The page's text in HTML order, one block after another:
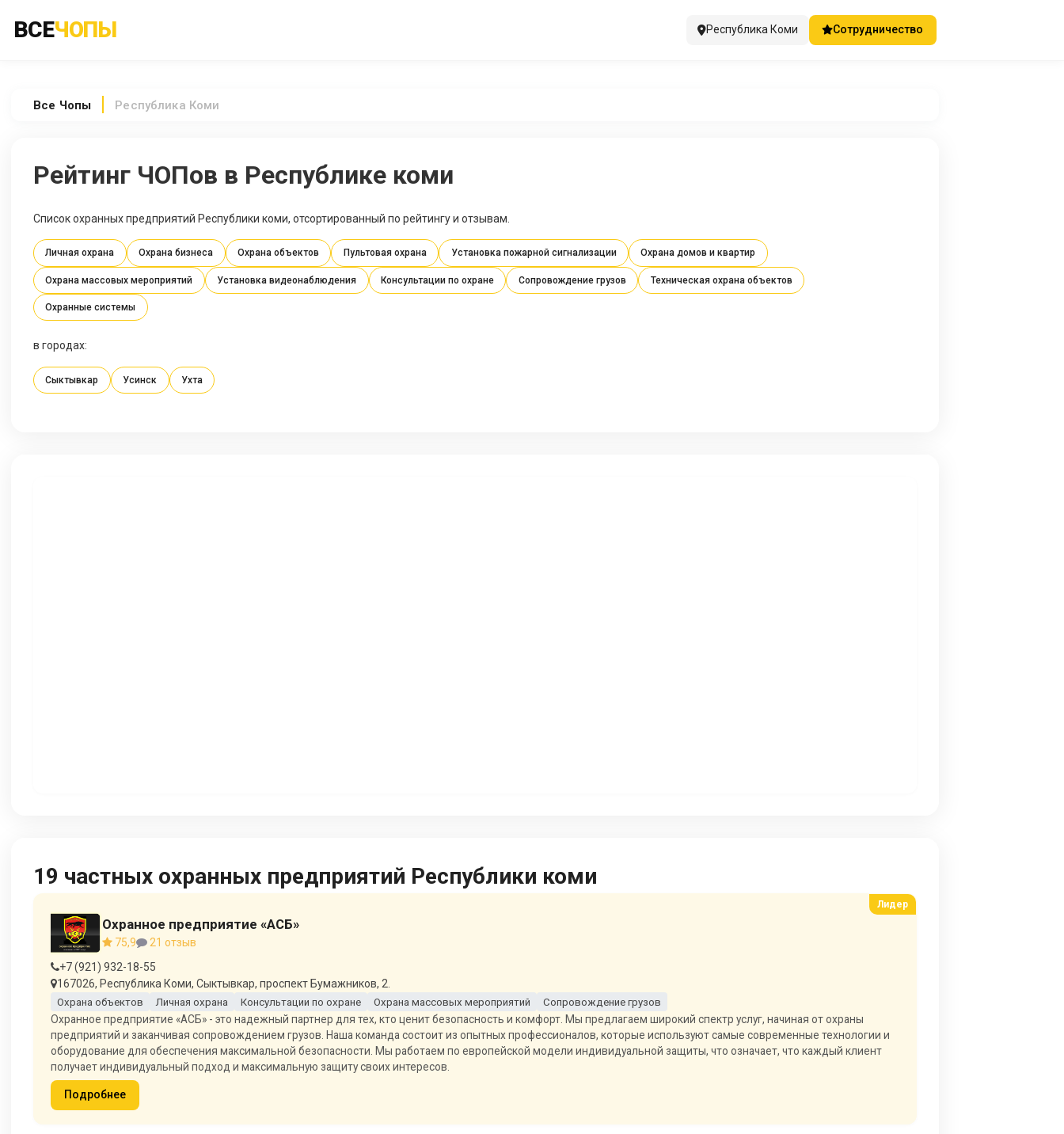
ВСЕЧОПЫ Республика Коми Сотрудничество
Все Чопы Республика Коми
Рейтинг ЧОПов в Республике коми
Список охранных предприятий Республики коми, отсортированный по рейтингу и отзывам.
Личная охрана Охрана бизнеса Охрана объектов Пультовая охрана Установка пожарной сигнализации Охрана домов и квартир
Охрана массовых мероприятий Установка видеонаблюдения Консультации по охране Сопровождение грузов Техническая охрана объектов
Охранные системы
в городах:
Сыктывкар Усинск Ухта
19 частных охранных предприятий Республики коми
Охранное предприятие «АСБ»
75,9
21 отзыв
+7 (921) 932-18-55
167026, Республика Коми, Сыктывкар, проспект Бумажников, 2.
Охрана объектов Личная охрана Консультации по охране Охрана массовых мероприятий Сопровождение грузов
Охранное предприятие «АСБ» - это надежный партнер для тех, кто ценит безопасность и комфорт. Мы предлагаем широкий спектр услуг, начиная от охраны
предприятий и заканчивая сопровождением грузов. Наша команда состоит из опытных профессионалов, которые используют самые современные технологии и
оборудование для обеспечения максимальной безопасности. Мы работаем по европейской модели индивидуальной защиты, что означает, что каждый клиент
получает индивидуальный подход и максимальную защиту своих интересов.
Подробнее